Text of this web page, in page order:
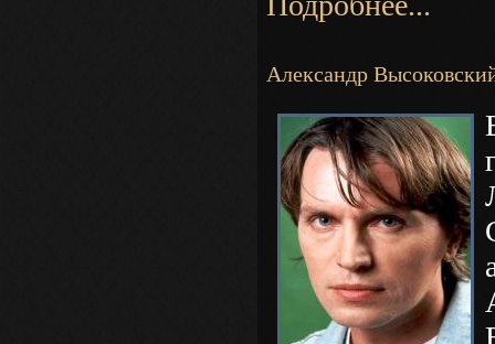
Александр